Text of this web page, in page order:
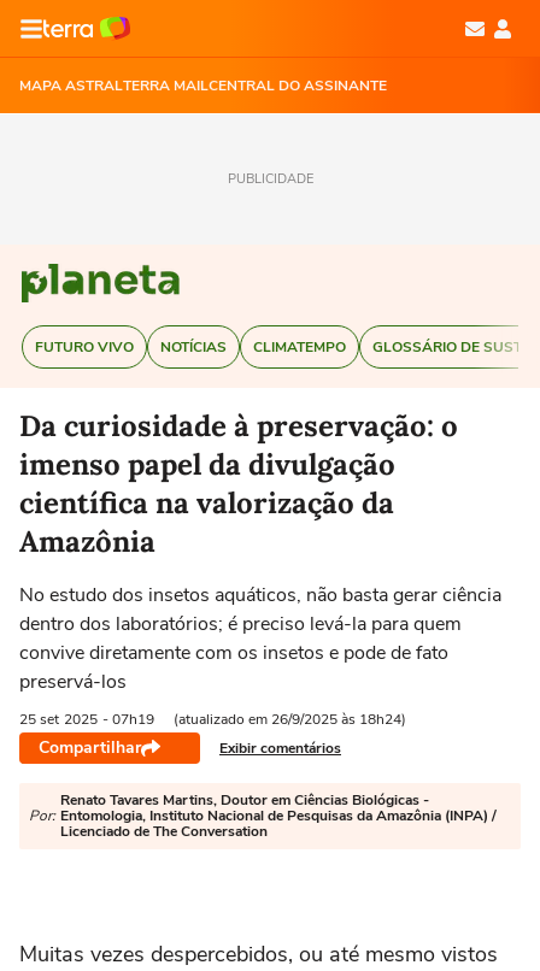
MAPA ASTRALTERRA MAILCENTRAL DO ASSINANTE
PUBLICIDADE
FUTURO VIVO NOTÍCIAS CLIMATEMPO GLOSSÁRIO DE
Da curiosidade à preservação: o
imenso papel da divulgação
científica na valorização da
Amazônia
No estudo dos insetos aquáticos, não basta gerar ciência
dentro dos laboratórios; é preciso levá-la para quem
convive diretamente com os insetos e pode de fato
preservá-los
25 set 2025 - 07h19 (atualizado em 26/9/2025 às 18h24)
Compartilhar Exibir comentários
Por:
Renato Tavares Martins, Doutor em Ciências Biológicas -
Entomologia, Instituto Nacional de Pesquisas da Amazônia (INPA) /
Licenciado de The Conversation
Muitas vezes despercebidos, ou até mesmo vistos